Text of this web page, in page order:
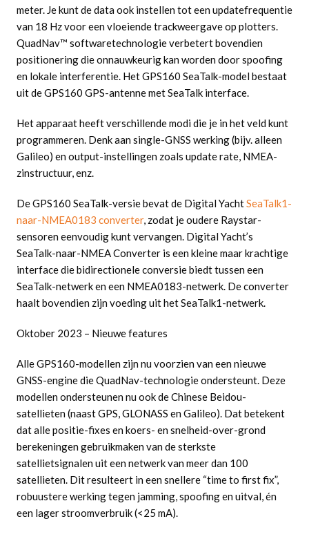
meter. Je kunt de data ook instellen tot een updatefrequentie
van 18 Hz voor een vloeiende trackweergave op plotters.
QuadNav™ softwaretechnologie verbetert bovendien
positionering die onnauwkeurig kan worden door spoofing
en lokale interferentie. Het GPS160 SeaTalk-model bestaat
uit de GPS160 GPS-antenne met SeaTalk interface.
Het apparaat heeft verschillende modi die je in het veld kunt
programmeren. Denk aan single-GNSS werking (bijv. alleen
Galileo) en output-instellingen zoals update rate, NMEA-
zinstructuur, enz.
De GPS160 SeaTalk-versie bevat de Digital YachtSeaTalk1-
naar-NMEA0183 converter, zodat je oudere Raystar-
sensoren eenvoudig kunt vervangen. Digital Yacht’s
SeaTalk-naar-NMEA Converter is een kleine maar krachtige
interface die bidirectionele conversie biedt tussen een
SeaTalk-netwerk en een NMEA0183-netwerk. De converter
haalt bovendien zijn voeding uit het SeaTalk1-netwerk.
Oktober 2023 – Nieuwe features
Alle GPS160-modellen zijn nu voorzien van een nieuwe
GNSS-engine die QuadNav-technologie ondersteunt. Deze
modellen ondersteunen nu ook de Chinese Beidou-
satellieten (naast GPS, GLONASS en Galileo). Dat betekent
dat alle positie-fixes en koers- en snelheid-over-grond
berekeningen gebruikmaken van de sterkste
satellietsignalen uit een netwerk van meer dan 100
satellieten. Dit resulteert in een snellere “time to first fix”,
robuustere werking tegen jamming, spoofing en uitval, én
een lager stroomverbruik (<25 mA).